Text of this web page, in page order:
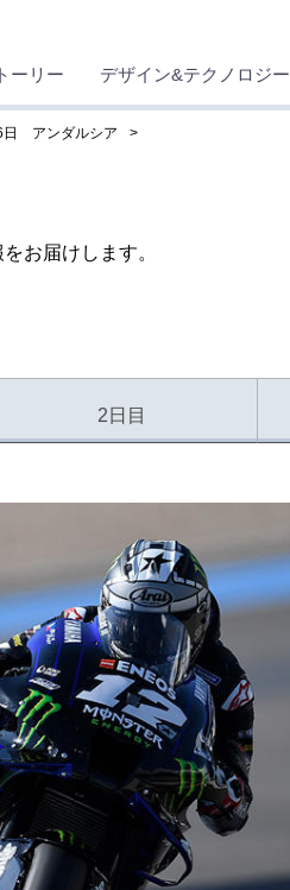
ーリー デザイン&テクノロジー
アンダルシア
お届けします。
2日目